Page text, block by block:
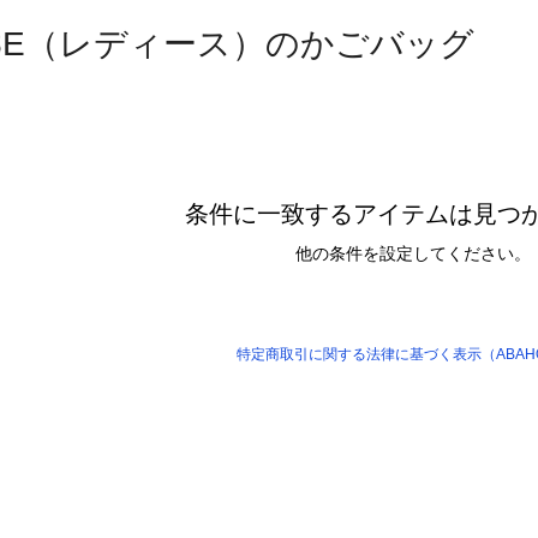
（レディース）のかごバッグ
条件に一致するアイテムは見つ
他の条件を設定してください。
特定商取引に関する法律に基づく表示（